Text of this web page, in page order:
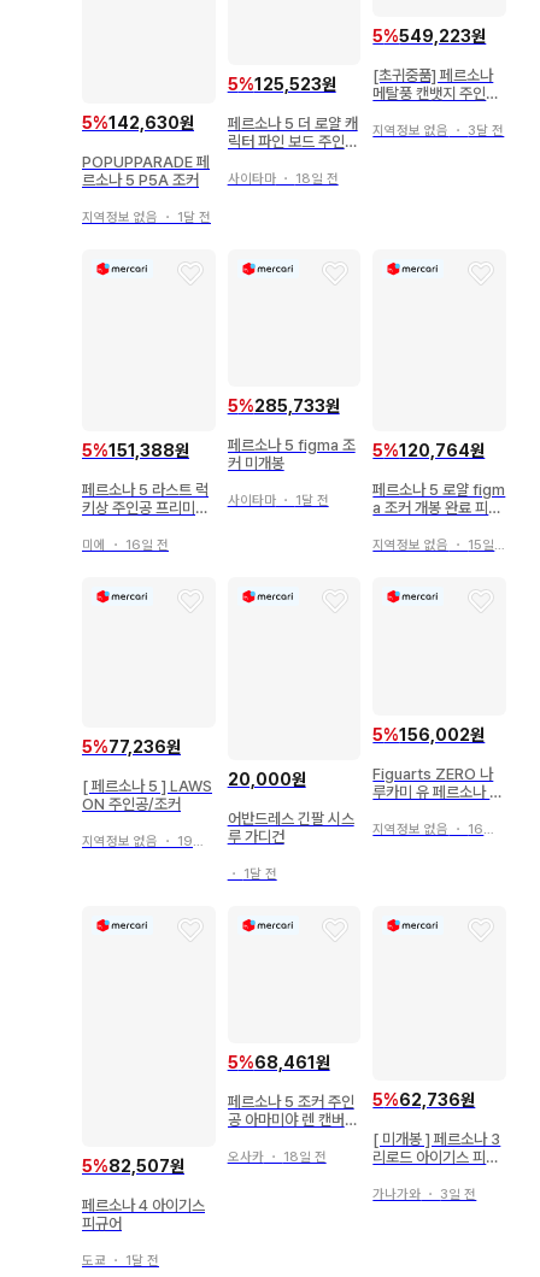
5%142,630원
POPUPPARADE 페
르소나 5 P5A 조커
지역정보 없음 ・ 1달 전
5%125,523원
페르소나 5 더 로얄 캐
릭터 파인 보드 주인공
사이타마・ 18일 전
5%549,223원
[초귀중품] 페르소나
메탈풍 캔뱃지 주인공
지역정보 없음 ・ 3달 전
5%151,388원
페르소나 5 라스트 럭
키상 주인공 프리미엄
미에 ・ 16일 전
5%285,733원
페르소나 5 figma 조
커 미개봉
사이타마・ 1달 전
5%120,764원
페르소나 5 로얄 figm
a 조커 개봉 완료 피규
지역정보 없음 ・ 15일 전
5%77,236원
[ 페르소나 5 ] LAWS
ON 주인공/조커
지역정보 없음 ・ 19일 전
20,000원
어반드레스 긴팔 시스
루 가디건
・ 1달 전
5%156,002원
Figuarts ZERO 나
루카미 유 페르소나 4
지역정보 없음 ・ 16일 전
5%82,507원
페르소나 4 아이기스
피규어
도쿄 ・ 1달 전
5%68,461원
페르소나 5 조커 주인
공 아마미야 렌 캔버스
오사카・ 18일 전
5%62,736원
[ 미개봉 ] 페르소나 3
리로드 아이기스 피규
가나가와 ・ 3일 전